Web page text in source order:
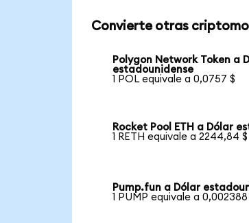
Convierte otras
Polygon Network Token a
estadounidense
1 POL equivale a 0,0757 $
Rocket Pool ETH a Dólar
1 RETH equivale a 2244,84 $
Pump.fun a Dólar
1 PUMP equivale a 0,002388